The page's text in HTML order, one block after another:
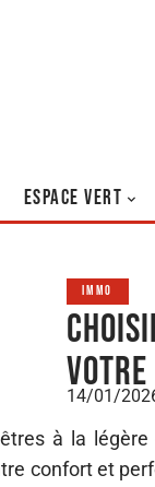
ESPACE VERT
IMMO
votre
14/01/
à la
confort et